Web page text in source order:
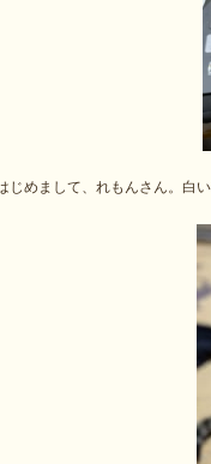
じめまして、れもんさん。白